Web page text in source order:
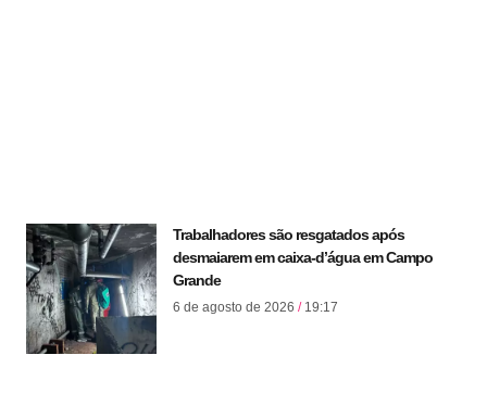
Trabalhadores são resgatados após
desmaiarem em caixa-d’água em Campo
Grande
6 de agosto de 2026 19:17